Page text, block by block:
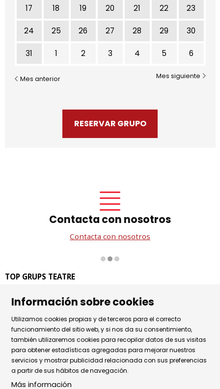
17 18 19 20 21 22 23
24 25 26 27 28 29 30
31 1 2 3 4 5 6
Mes anterior Mes siguiente
RESERVAR GRUPO
Contacta con nosotros
Contacta con nosotros
TOP GRUPS TEATRE
08002 Barcelona
Tel. 93 441 39 79
Horario de atención: de lunes a jueves de 9.30h a 17.30h
y viernes de 9.30 a 14.30h.
Sitemap | Aviso Legal | Uso de Cookies
|
Política de privacidad
| Contactar
Información sobre cookies
Utilizamos cookies propias y de terceros para el correcto
funcionamiento del sitio web, y si nos da su consentimiento,
también utilizaremos cookies para recopilar datos de sus visitas
para obtener estadísticas agregadas para mejorar nuestros
servicios y mostrar publicidad relacionada con sus preferencias
a partir de sus hábitos de navegación.
Más información